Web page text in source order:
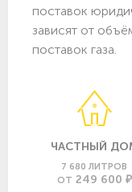
поставок
зависят от
поставок газа.
ЧАСТНЫЙ
7 680 ЛИТРОВ
ОТ 249 600 ₽